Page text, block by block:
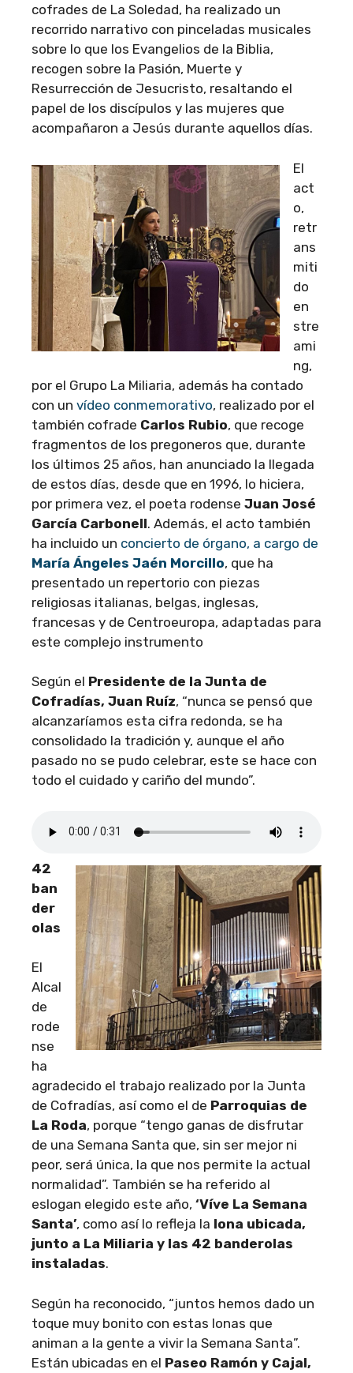
cofrades de La Soledad, ha realizado un
recorrido narrativo con pinceladas musicales
sobre lo que los Evangelios de la Biblia,
recogen sobre la Pasión, Muerte y
Resurrección de Jesucristo, resaltando el
papel de los discípulos y las mujeres que
acompañaron a Jesús durante aquellos días.
El
act
o,
retr
ans
miti
do
en
stre
ami
ng,
por el Grupo La Miliaria, además ha contado
con un vídeo conmemorativo, realizado por el
también cofrade Carlos Rubio, que recoge
fragmentos de los pregoneros que, durante
los últimos 25 años, han anunciado la llegada
de estos días, desde que en 1996, lo hiciera,
por primera vez, el poeta rodense Juan José
García Carbonell. Además, el acto también
ha incluido un concierto de órgano, a cargo de
María Ángeles Jaén Morcillo, que ha
presentado un repertorio con piezas
religiosas italianas, belgas, inglesas,
francesas y de Centroeuropa, adaptadas para
este complejo instrumento
Según el Presidente de la Junta de
Cofradías, Juan Ruíz, “nunca se pensó que
alcanzaríamos esta cifra redonda, se ha
consolidado la tradición y, aunque el año
pasado no se pudo celebrar, este se hace con
todo el cuidado y cariño del mundo”.
42
ban
der
olas
El
Alcal
de
rode
nse
ha
agradecido el trabajo realizado por la Junta
de Cofradías, así como el de Parroquias de
La Roda, porque “tengo ganas de disfrutar
de una Semana Santa que, sin ser mejor ni
peor, será única, la que nos permite la actual
normalidad”. También se ha referido al
eslogan elegido este año, ‘Víve La Semana
Santa’, como así lo refleja la lona ubicada,
junto a La Miliaria y las 42 banderolas
instaladas.
Según ha reconocido, “juntos hemos dado un
toque muy bonito con estas lonas que
animan a la gente a vivir la Semana Santa”.
Están ubicadas en el Paseo Ramón y Cajal,